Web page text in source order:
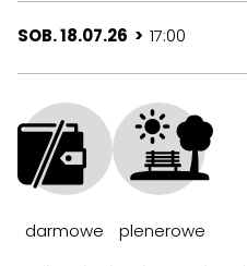
SOB. 18.07.26 > 17:00
darmowe plenerowe